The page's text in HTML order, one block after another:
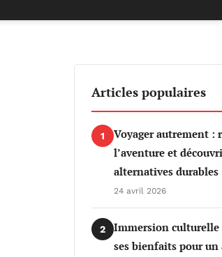
Articles populaires
1
Voyager autrement :
l’aventure et
alternatives durables
24 avril 2026
2
Immersion culturelle
ses bienfaits pour un